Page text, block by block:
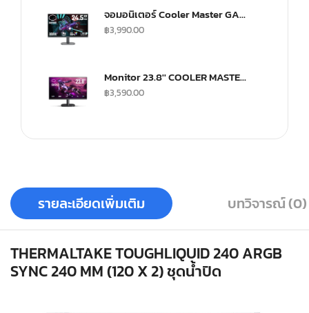
จอมอนิเตอร์ Cooler Master GA2501 Gaming Monitor (IPS 100Hz)
฿3,990.00
Monitor 23.8'' COOLER MASTER GA241
฿3,590.00
รายละเอียดเพิ่มเติม บทวิจารณ์ (0)
THERMALTAKE TOUGHLIQUID 240 ARGB
SYNC 240 MM (120 X 2) ชุดน้ำปิด